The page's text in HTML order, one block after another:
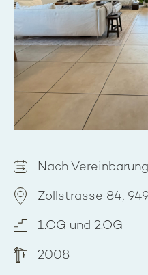
Nach Vereinbarung
Zollstrasse 84,
1.OG und 2.OG
2008